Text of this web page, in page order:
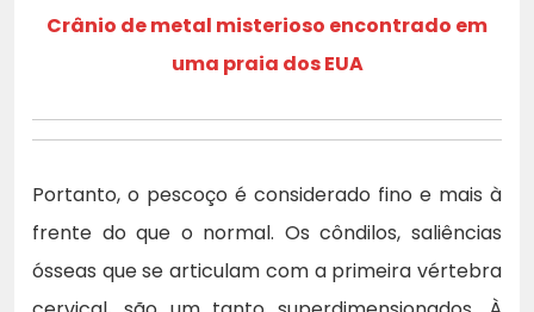
Crânio de metal misterioso encontrado em
uma praia dos EUA
Portanto, o pescoço é considerado fino e mais à
frente do que o normal. Os côndilos, saliências
ósseas que se articulam com a primeira vértebra